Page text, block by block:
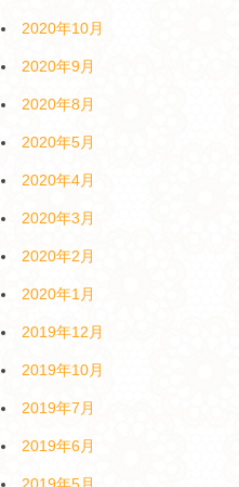
2020年10月
2020年9月
2020年8月
2020年5月
2020年4月
2020年3月
2020年2月
2020年1月
2019年12月
2019年10月
2019年7月
2019年6月